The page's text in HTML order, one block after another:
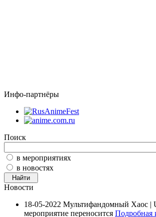
Инфо-партнёры
Поиск
в мероприятиях
в новостях
Новости
18-05-2022 Мультифандомный Хаос |
мероприятие переносится Подробная